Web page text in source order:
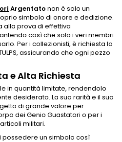
Argentato non è solo un
simbolo di onore e dedizione.
alla prova di effettiva
così che solo i veri membri
Per i collezionisti, è richiesta la
assicurando che ogni pezzo
e Alta Richiesta
in quantità limitate, rendendolo
desiderato. La sua rarità e il suo
di grande valore per
dei Genio Guastatori o per i
militari.
un simbolo così